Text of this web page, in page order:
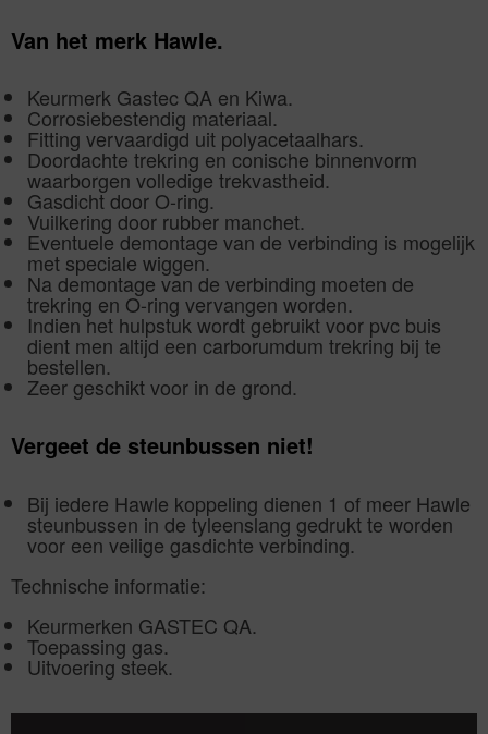
Van het merk Hawle.
Keurmerk Gastec QA en Kiwa.
Corrosiebestendig materiaal.
Fitting vervaardigd uit polyacetaalhars.
Doordachte trekring en conische binnenvorm
waarborgen volledige trekvastheid.
Gasdicht door O-ring.
Vuilkering door rubber manchet.
Eventuele demontage van de verbinding is mogelijk
met speciale wiggen.
Na demontage van de verbinding moeten de
trekring en O-ring vervangen worden.
Indien het hulpstuk wordt gebruikt voor pvc buis
dient men altijd een carborumdum trekring bij te
bestellen.
Zeer geschikt voor in de grond.
Vergeet de steunbussen niet!
Bij iedere Hawle koppeling dienen 1 of meer Hawle
steunbussen in de tyleenslang gedrukt te worden
voor een veilige gasdichte verbinding.
Technische informatie:
Keurmerken GASTEC QA.
Toepassing gas.
Uitvoering steek.